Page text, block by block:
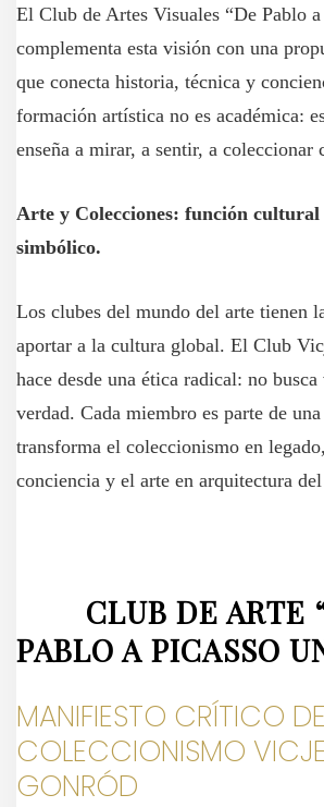
El Club de Artes Visuales “De Pablo a
complementa esta visión con una
que conecta historia, técnica y
formación artística no es académica:
enseña a mirar, a sentir, a coleccionar
Arte y Colecciones: función cultural
simbólico.
Los clubes del mundo del arte tienen
aportar a la cultura global. El Club
hace desde una ética radical: no
verdad. Cada miembro es parte de
transforma el coleccionismo en
conciencia y el arte en arquitectura
CLUB DE ARTE
PABLO A PICASSO
MANIFIESTO CRÍTICO
COLECCIONISMO
GONRÓD